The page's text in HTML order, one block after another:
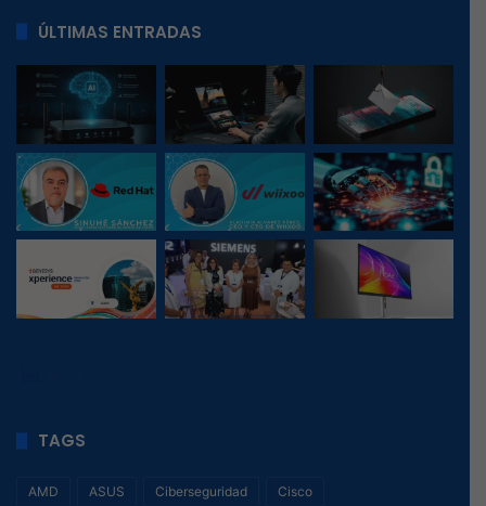
ÚLTIMAS ENTRADAS
TAGS
AMD ASUS Ciberseguridad Cisco